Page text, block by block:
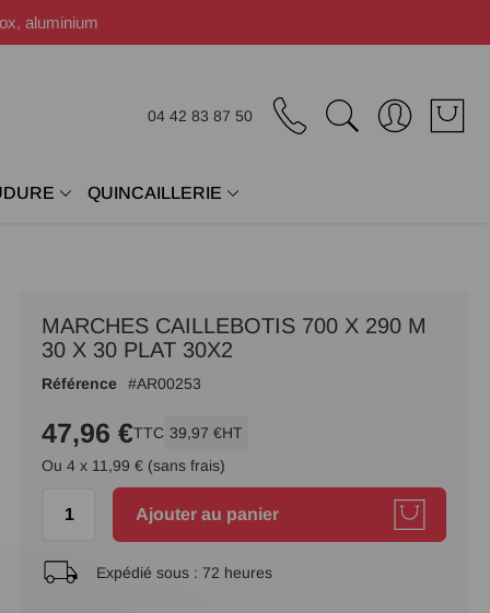
aluminium
04 42 83 87 50
QUINCAILLERIE
MARCHES CAILLEBOTIS 700 X 290 M
30 X 30 PLAT 30X2
Référence AR00253
47,96 €TTC 39,97 €HT
Ou 4 x 11,99 € (sans frais)
Ajouter au panier
Expédié sous : 72 heures